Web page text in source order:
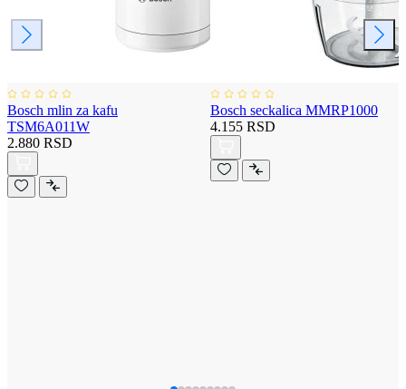
Bosch mlin za kafu
TSM6A011W
2.880 RSD
Bosch seckalica MMRP1000
4.155 RSD